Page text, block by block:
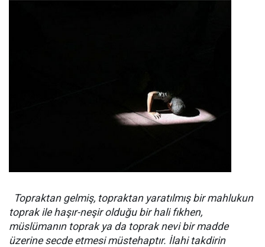
Topraktan gelmiş, topraktan yaratılmış bir mahlukun
toprak ile haşır-neşir olduğu bir hali fıkhen,
müslümanın toprak ya da toprak nevi bir madde
üzerine secde etmesi müstehaptır. İlahi takdirin